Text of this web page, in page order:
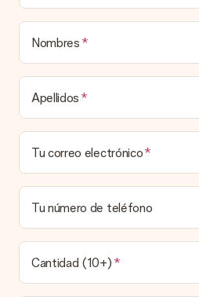
regalos para envolver tu presente.
una caja decorada con motivos
está listo para ser entregado o
Tiempo de entrega,
costos de envío.
¿Puedo elegir una fecha de
Elegir la fecha exacta de entrega
personalizado y completado tu
confirmación con las fechas
que el pedido haya sido enviado,
transportes la encargada de
¿Cuál es el tiempo de entrega y
obsequio?
El tiempo de entrega se puede
producto del regalo.
Nombres
Apellidos
Tu correo electrónico
Tu número de teléfono
Cantidad (10+)